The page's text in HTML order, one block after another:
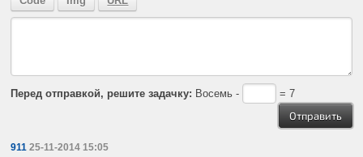
Перед отправкой, решите задачку: Восемь - = 7
911 25-11-2014 15:05